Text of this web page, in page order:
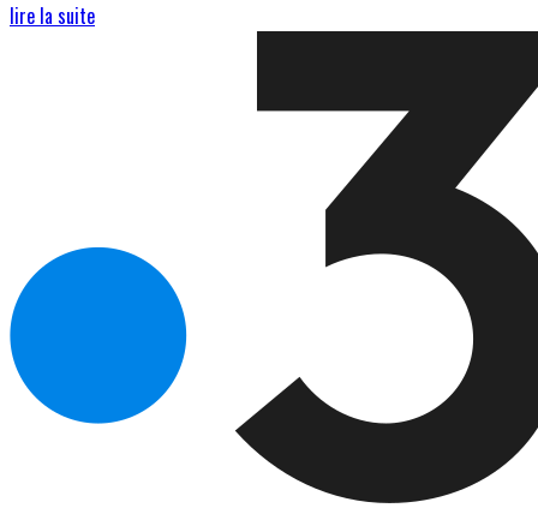
lire la suite